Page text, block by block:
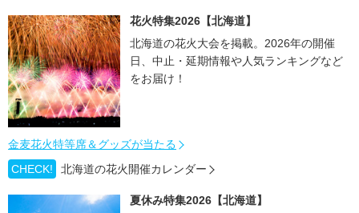
花火特集2026【北海道】
北海道の花火大会を掲載。2026年の開催
日、中止・延期情報や人気ランキングなど
をお届け！
金麦花火特等席＆グッズが当たる
CHECK!
北海道の花火開催カレンダー
夏休み特集2026【北海道】